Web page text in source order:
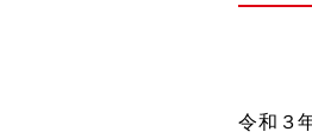
令和３